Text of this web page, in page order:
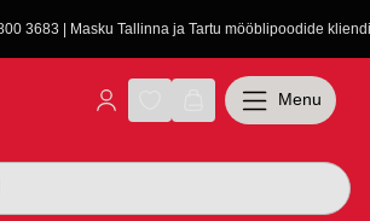
3683 | Masku Tallinna ja Tartu mööblipoodide
Menu